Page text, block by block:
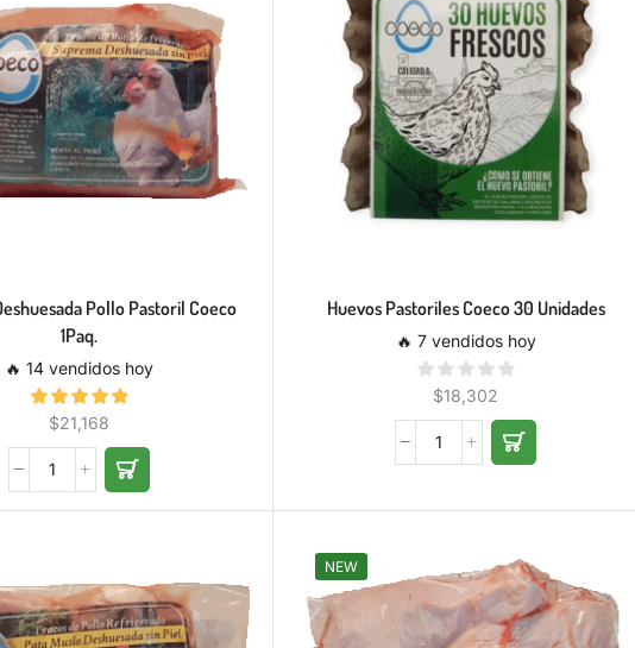
Pollo Pastoril Coeco
1Paq.
🔥 14 vendidos hoy
$21,168
Huevos Pastoriles Coeco 30 Unidades
🔥 7 vendidos hoy
$18,302
NEW